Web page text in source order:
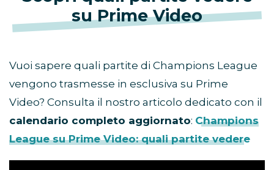
su Prime Video
Vuoi sapere quali partite di Champions League
vengono trasmesse in esclusiva su Prime
Video? Consulta il nostro articolo dedicato con il
calendario completo aggiornato: Champions
League su Prime Video: quali partite vedere